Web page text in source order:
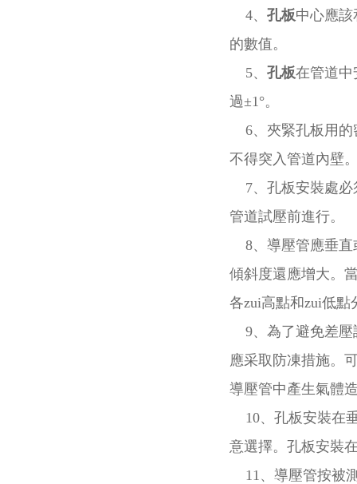
4、 孔板中心應該
的數值。
5、 孔板在管道中
過±1°。
6、夾緊孔板用的
不得突入管道內壁
7、孔板安裝處必
管道試壓前進行。
8、導壓管應垂直
傾斜度還應增大。
各zui高點和zui低
9、為了避免差壓
應采取防凍措施。
導壓管中產生氣體
10、孔板安裝在
意選擇。孔板安裝
11、導壓管按被